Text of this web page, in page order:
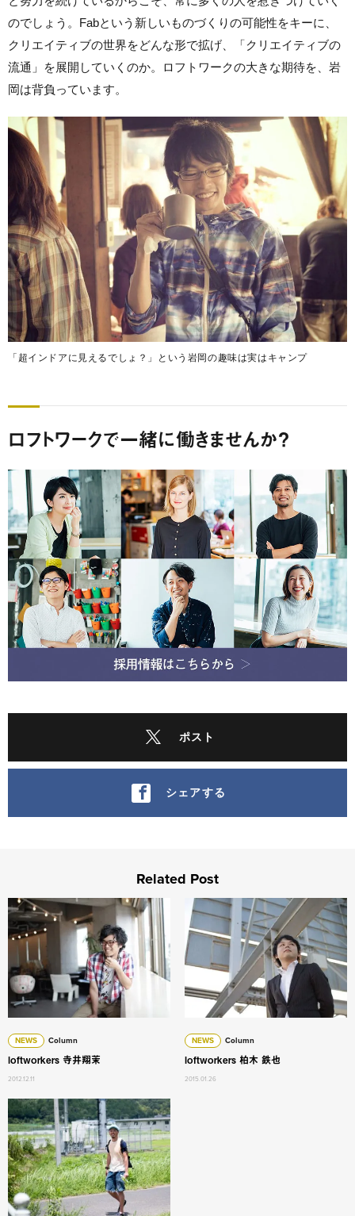
のでしょう。Fabという新しいものづくりの可能性をキーに、
クリエイティブの世界をどんな形で拡げ、「クリエイティブの
流通」を展開していくのか。
ロフトワークの大きな期待を、岩
岡は背負っています。
「超インドアに見えるでしょ？」という岩岡の趣味は実はキャンプ
ロフトワークで一緒に働きませんか？
ポスト
シェアする
Related Post
NEWS Column
loftworkers 寺井翔茉
2012.12.11
loftworkers 寺井翔茉
NEWS Column
loftworkers 柏木 鉄也
2015.01.26
loftworkers 柏木 鉄也
loftworkers 国広 信哉